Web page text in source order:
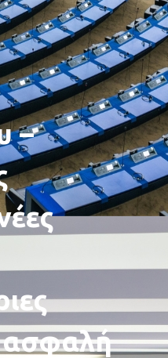
–
ασφαλή